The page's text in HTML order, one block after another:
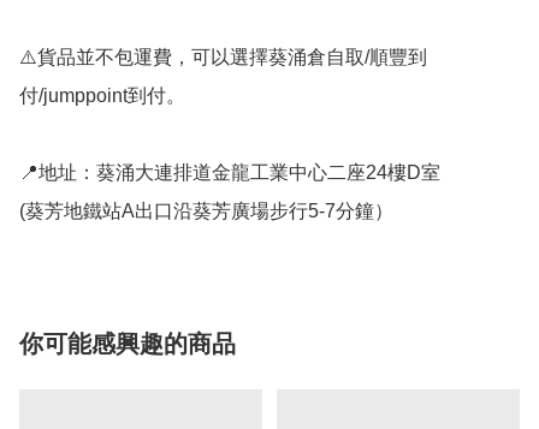
⚠️貨品並不包運費，可以選擇葵涌倉自取/順豐到
付/jumppoint到付。
📍地址：葵涌大連排道金龍工業中心二座24樓D室
(葵芳地鐵站A出口沿葵芳廣場步行5-7分鐘）
你可能感興趣的商品